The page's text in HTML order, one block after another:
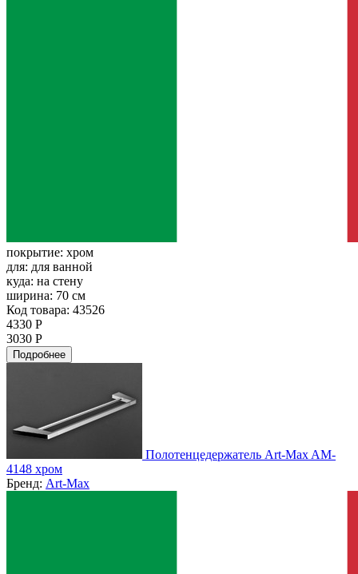
покрытие: хром
для: для ванной
куда: на стену
ширина: 70 см
Код товара: 43526
4330 Р
3030 Р
Подробнее
Полотенцедержатель Art-Max AM-
4148 хром
Бренд: Art-Max